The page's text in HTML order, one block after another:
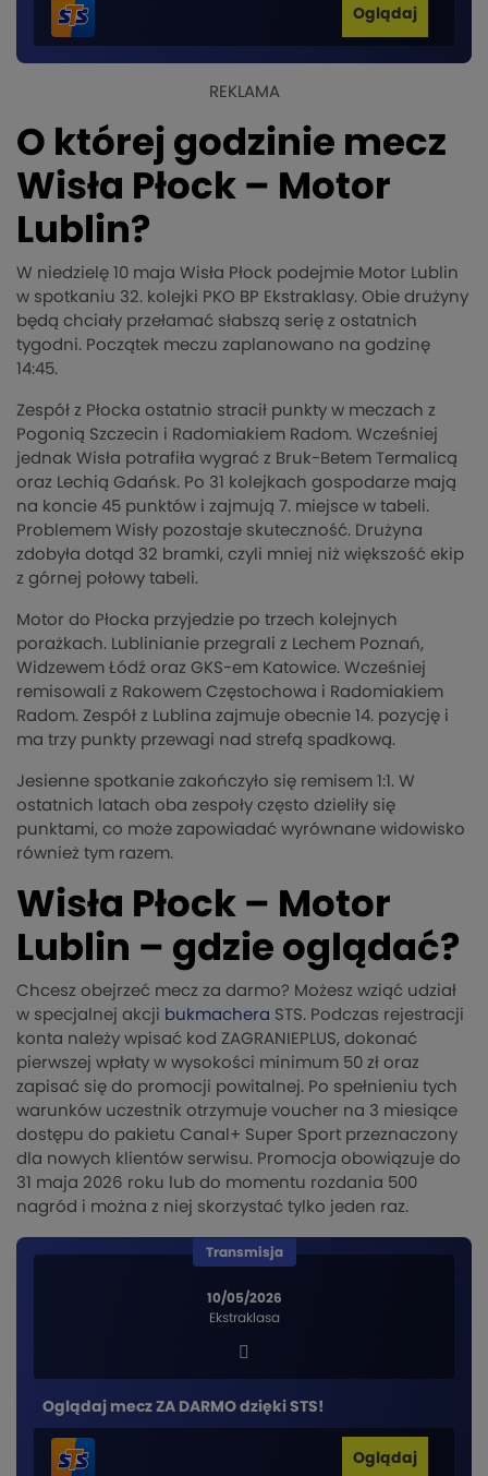
Oglądaj
REKLAMA
O której godzinie mecz
Wisła Płock – Motor
Lublin?
W niedzielę 10 maja Wisła Płock podejmie Motor Lublin
w spotkaniu 32. kolejki PKO BP Ekstraklasy. Obie drużyny
będą chciały przełamać słabszą serię z ostatnich
tygodni. Początek meczu zaplanowano na godzinę
14:45.
Zespół z Płocka ostatnio stracił punkty w meczach z
Pogonią Szczecin i Radomiakiem Radom. Wcześniej
jednak Wisła potrafiła wygrać z Bruk-Betem Termalicą
oraz Lechią Gdańsk. Po 31 kolejkach gospodarze mają
na koncie 45 punktów i zajmują 7. miejsce w tabeli.
Problemem Wisły pozostaje skuteczność. Drużyna
zdobyła dotąd 32 bramki, czyli mniej niż większość ekip
z górnej połowy tabeli.
Motor do Płocka przyjedzie po trzech kolejnych
porażkach. Lublinianie przegrali z Lechem Poznań,
Widzewem Łódź oraz GKS-em Katowice. Wcześniej
remisowali z Rakowem Częstochowa i Radomiakiem
Radom. Zespół z Lublina zajmuje obecnie 14. pozycję i
ma trzy punkty przewagi nad strefą spadkową.
Jesienne spotkanie zakończyło się remisem 1:1. W
ostatnich latach oba zespoły często dzieliły się
punktami, co może zapowiadać wyrównane widowisko
również tym razem.
Wisła Płock – Motor
Lublin – gdzie oglądać?
Chcesz obejrzeć mecz za darmo? Możesz wziąć udział
w specjalnej akcji bukmachera STS. Podczas rejestracji
konta należy wpisać kod ZAGRANIEPLUS, dokonać
pierwszej wpłaty w wysokości minimum 50 zł oraz
zapisać się do promocji powitalnej. Po spełnieniu tych
warunków uczestnik otrzymuje voucher na 3 miesiące
dostępu do pakietu Canal+ Super Sport przeznaczony
dla nowych klientów serwisu. Promocja obowiązuje do
31 maja 2026 roku lub do momentu rozdania 500
nagród i można z niej skorzystać tylko jeden raz.
10/05/2026
Ekstraklasa
Transmisja
Oglądaj mecz ZA DARMO dzięki STS!
Oglądaj